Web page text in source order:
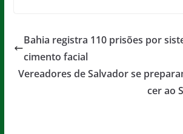
e
b
o
er l s
p
a
e
Bahia registra 110 prisões por
cimento facial
Vereadores de Salvador se
cer ao